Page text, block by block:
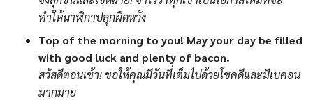
ทำให้นาฬิกาปลุกผิดหวัง
Top of the morning to you! May your day be filled
with good luck and plenty of bacon.
สวัสดีตอนเช้า! ขอให้คุณมีวันที่เต็มไปด้วยโชคดีและมีเบคอน
มากมาย